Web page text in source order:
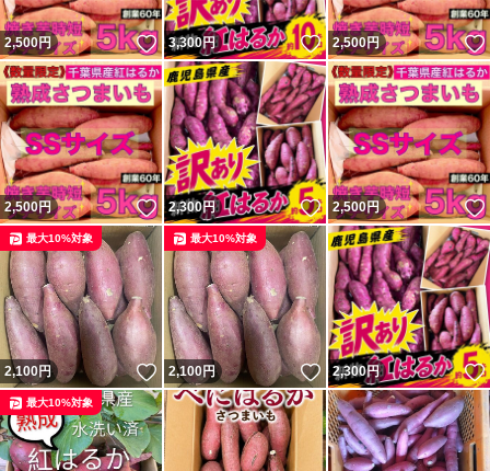
2,500円 いいね！
3,300円 いいね！
2,500円
2,500円 いいね！
2,300円 いいね！
2,500円
2,100円 いいね！
最大10%対象
2,100円 いいね！
最大10%対象
2,300円
最大10%対象